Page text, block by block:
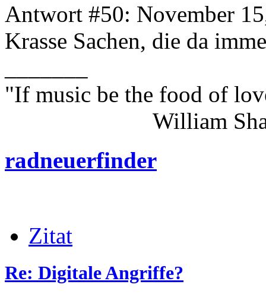
Antwort #50: November
Krasse Sachen, die da
"If music be the food of
William
radneuerfinder
Zitat
Re: Digitale Angriffe?